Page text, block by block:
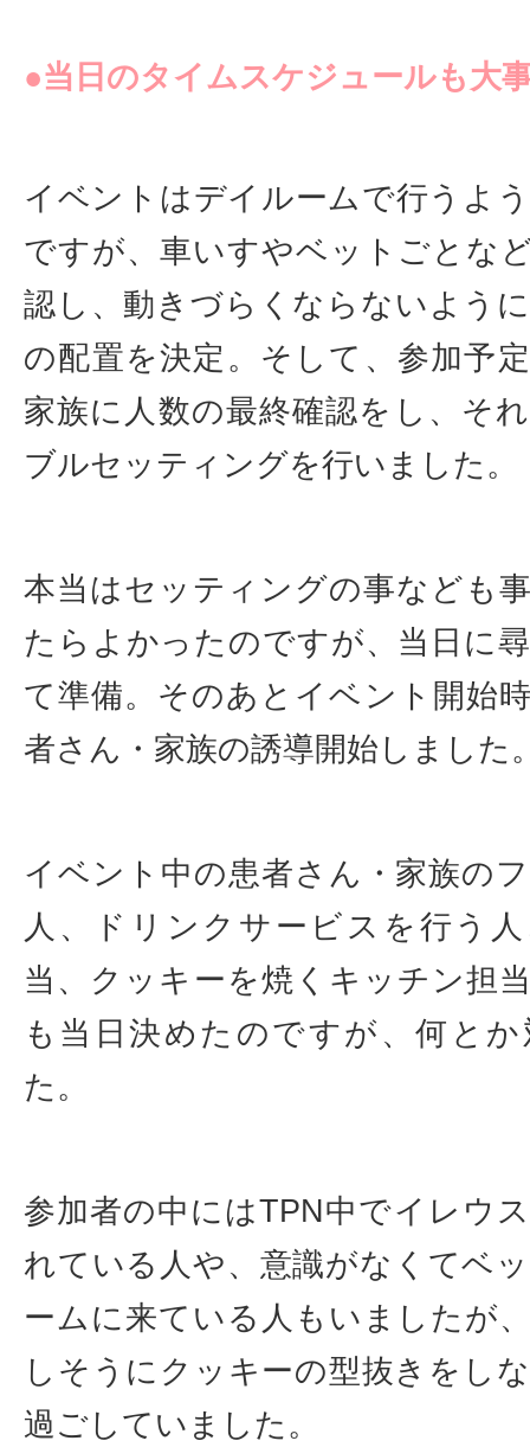
●当日のタイムスケジュールも大
イベントはデイルームで行うよ
ですが、車いすやベットごとな
認し、動きづらくならないよう
の配置を決定。そして、参加予
家族に人数の最終確認をし、そ
ブルセッティングを行いました。
本当はセッティングの事なども
たらよかったのですが、当日に
て準備。そのあとイベント開始
者さん・家族の誘導開始しました
イベント中の患者さん・家族の
人、ドリンクサービスを行う
当、クッキーを焼くキッチン担
も当日決めたのですが、何と
た。
参加者の中にはTPN中でイレウ
れている人や、意識がなくてベ
ームに来ている人もいましたが
しそうにクッキーの型抜きをし
過ごしていました。